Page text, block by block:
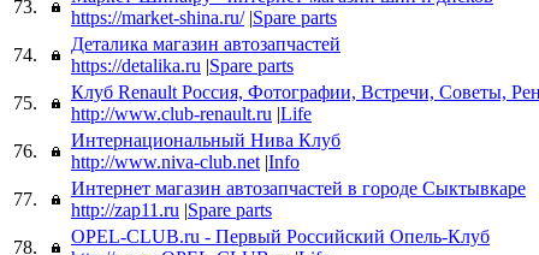
73.
https://market-shina.ru/ |Spare parts
74.
Деталика магазин автозапчастей
https://detalika.ru |Spare parts
75.
Клуб Renault Россия, Фотографии, Встречи, Советы,
http://www.club-renault.ru |Life
76.
Интернациональный Нива Клуб
http://www.niva-club.net |Info
77.
Интернет магазин автозапчастей в городе Сыктывкаре
http://zap11.ru |Spare parts
78.
OPEL-CLUB.ru - Первый Российский Опель-Клуб